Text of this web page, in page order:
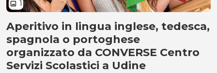
image 1
Aperitivo in lingua inglese,
Aperitivo in lingua inglese, tedesca,
spagnola o portoghese
organizzato da CONVERSE Centro
Servizi Scolastici a Udine